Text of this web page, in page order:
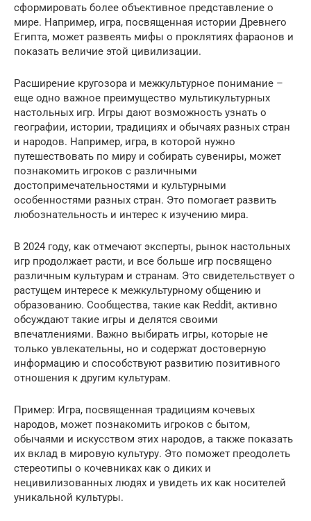
сформировать более объективное представление о
мире. Например, игра, посвященная истории Древнего
Египта, может развеять мифы о проклятиях фараонов и
показать величие этой цивилизации.
Расширение кругозора и межкультурное понимание –
еще одно важное преимущество мультикультурных
настольных игр. Игры дают возможность узнать о
географии, истории, традициях и обычаях разных стран
и народов. Например, игра, в которой нужно
путешествовать по миру и собирать сувениры, может
познакомить игроков с различными
достопримечательностями и культурными
особенностями разных стран. Это помогает развить
любознательность и интерес к изучению мира.
В 2024 году, как отмечают эксперты, рынок настольных
игр продолжает расти, и все больше игр посвящено
различным культурам и странам. Это свидетельствует о
растущем интересе к межкультурному общению и
образованию. Сообщества, такие как Reddit, активно
обсуждают такие игры и делятся своими
впечатлениями. Важно выбирать игры, которые не
только увлекательны, но и содержат достоверную
информацию и способствуют развитию позитивного
отношения к другим культурам.
Пример: Игра, посвященная традициям кочевых
народов, может познакомить игроков с бытом,
обычаями и искусством этих народов, а также показать
их вклад в мировую культуру. Это поможет преодолеть
стереотипы о кочевниках как о диких и
нецивилизованных людях и увидеть их как носителей
уникальной культуры.